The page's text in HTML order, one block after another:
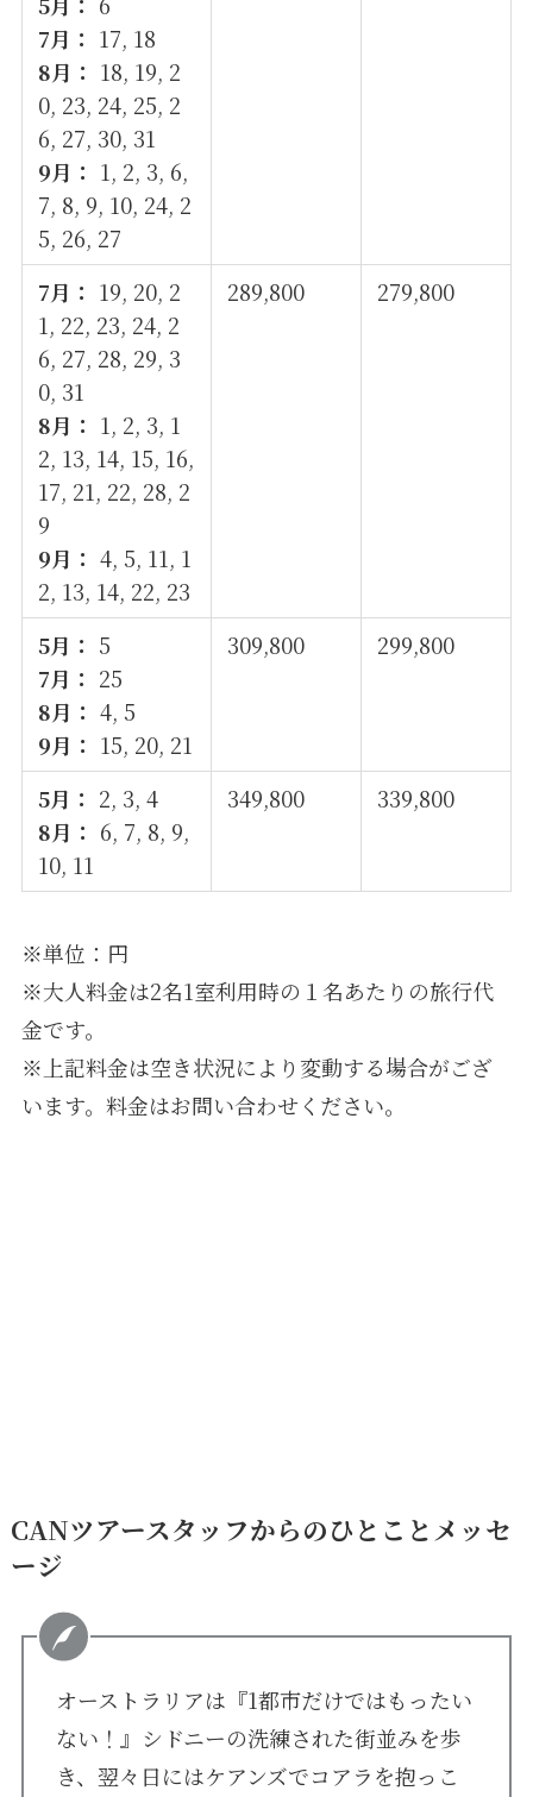
7月： 17, 18
8月： 18, 19, 2
0, 23, 24, 25, 2
6, 27, 30, 31
9月： 1, 2, 3, 6,
7, 8, 9, 10, 24, 2
5, 26, 27
7月： 19, 20, 2
1, 22, 23, 24, 2
6, 27, 28, 29, 3
0, 31
8月： 1, 2, 3, 1
2, 13, 14, 15, 16,
17, 21, 22, 28, 2
9
9月： 4, 5, 11, 1
2, 13, 14, 22, 23
289,800 279,800
5月： 5
7月： 25
8月： 4, 5
9月： 15, 20, 21
309,800 299,800
5月： 2, 3, 4
8月： 6, 7, 8, 9,
10, 11
349,800 339,800
※単位：円
※大人料金は2名1室利用時の１名あたりの旅行代
金です。
※上記料金は空き状況により変動する場合がござ
います。料金はお問い合わせください。
CANツアースタッフからのひとことメッセ
ージ
オーストラリアは『1都市だけではもったい
ない！』シドニーの洗練された街並みを歩
き、翌々日にはケアンズでコアラを抱っこ